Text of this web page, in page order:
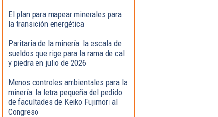
El plan para mapear minerales para
la transición energética
Paritaria de la minería: la escala de
sueldos que rige para la rama de cal
y piedra en julio de 2026
Menos controles ambientales para la
minería: la letra pequeña del pedido
de facultades de Keiko Fujimori al
Congreso